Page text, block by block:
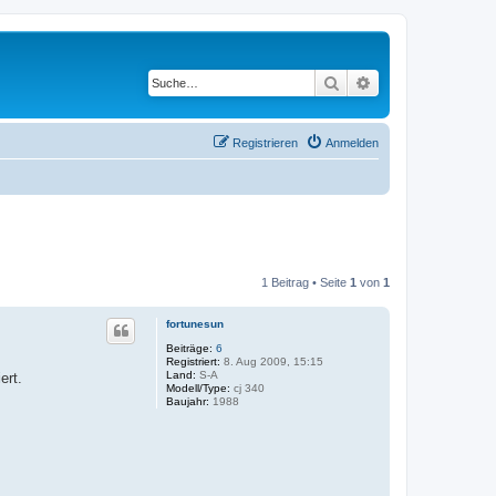
Suche
Anmelden
Registrieren
1 Beitrag • Seite 1 von 1
fortunesun
Beiträge: 6
Registriert: 8. Aug 2009, 15:15
Land: S-A
Modell/Type: cj 340
Baujahr: 1988